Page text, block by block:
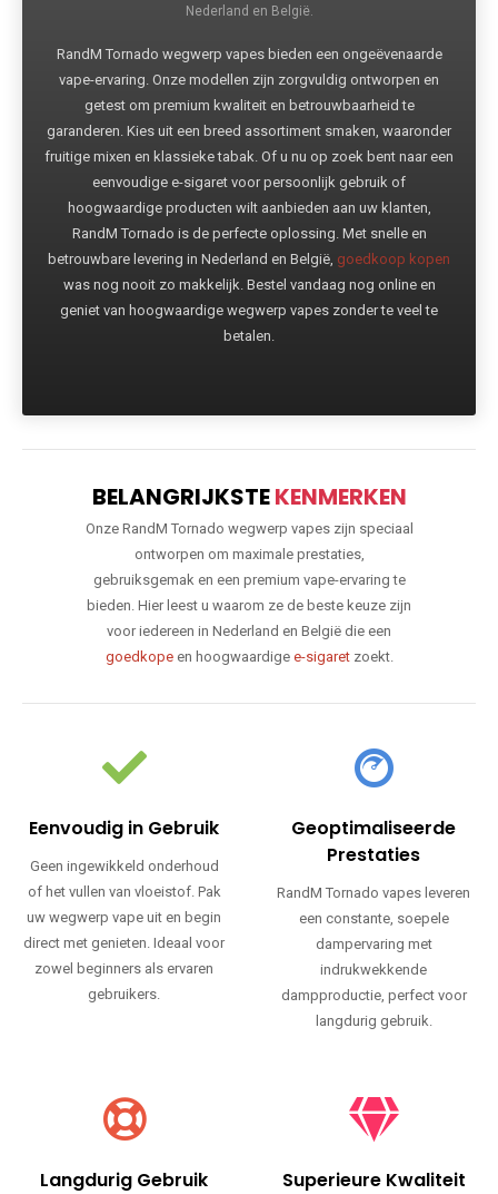
Nederland en België.
RandM Tornado wegwerp vapes bieden een ongeëvenaarde
vape-ervaring. Onze modellen zijn zorgvuldig ontworpen en
getest om premium kwaliteit en betrouwbaarheid te
garanderen. Kies uit een breed assortiment smaken, waaronder
fruitige mixen en klassieke tabak. Of u nu op zoek bent naar een
eenvoudige e-sigaret voor persoonlijk gebruik of
hoogwaardige producten wilt aanbieden aan uw klanten,
RandM Tornado is de perfecte oplossing. Met snelle en
betrouwbare levering in Nederland en België, goedkoop kopen
was nog nooit zo makkelijk. Bestel vandaag nog online en
geniet van hoogwaardige wegwerp vapes zonder te veel te
betalen.
BELANGRIJKSTEKENMERKEN
Onze RandM Tornado wegwerp vapes zijn speciaal
ontworpen om maximale prestaties,
gebruiksgemak en een premium vape-ervaring te
bieden. Hier leest u waarom ze de beste keuze zijn
voor iedereen in Nederland en België die een
goedkopeen hoogwaardige e-sigaretzoekt.
Eenvoudig in Gebruik
Geen ingewikkeld onderhoud
of het vullen van vloeistof. Pak
uw wegwerp vape uit en begin
direct met genieten. Ideaal voor
zowel beginners als ervaren
gebruikers.
Geoptimaliseerde
Prestaties
RandM Tornado vapes leveren
een constante, soepele
dampervaring met
indrukwekkende
dampproductie, perfect voor
langdurig gebruik.
Langdurig Gebruik Superieure Kwaliteit